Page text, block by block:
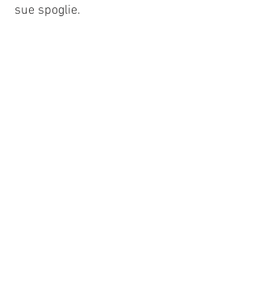
sue spoglie.